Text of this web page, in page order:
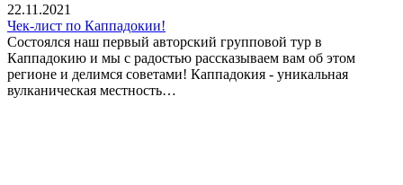
22.11.2021
Чек-лист по Каппадокии!
Состоялся наш первый авторский групповой тур в
Каппадокию и мы с радостью рассказываем вам об этом
регионе и делимся советами! Каппадокия - уникальная
вулканическая местность…